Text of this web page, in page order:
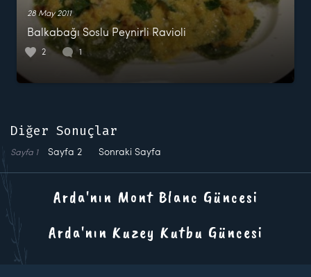
28 May 2011
Balkabağı Soslu Peynirli Ravioli
2 1
Diğer Sonuçlar
Sayfa 1 Sayfa 2 Sonraki Sayfa
Arda'nın Mont Blanc Güncesi
Arda'nın Kuzey Kutbu Güncesi